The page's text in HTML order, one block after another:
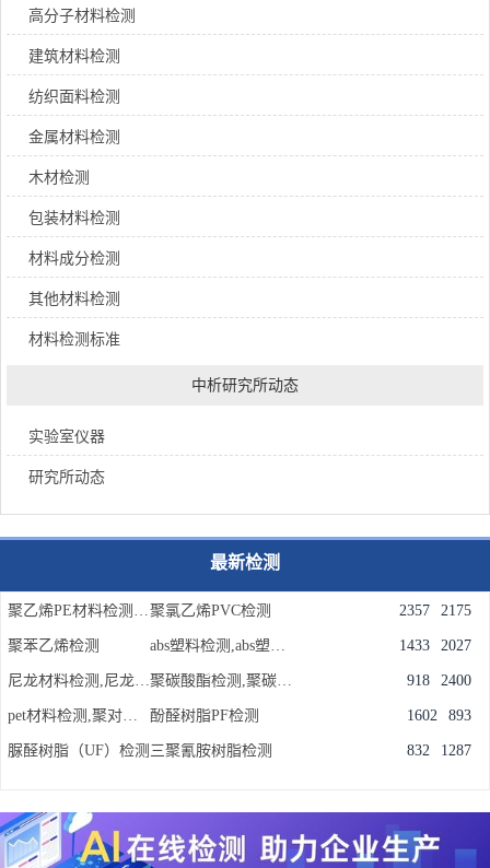
高分子材料检测
建筑材料检测
纺织面料检测
金属材料检测
木材检测
包装材料检测
材料成分检测
其他材料检测
材料检测标准
中析研究所动态
实验室仪器
研究所动态
最新检测
聚乙烯PE材料检测,聚乙烯检测机构 2175
聚氯乙烯PVC检测 2357
聚苯乙烯检测 2027
abs塑料检测,abs塑料成分配方检测 1433
尼龙材料检测,尼龙PA材料检测机构 2400
聚碳酸酯检测,聚碳酸酯成分含量检测 918
pet材料检测,聚对苯二甲酸乙二醇酯材料检测实验室 893
酚醛树脂PF检测 1602
脲醛树脂（UF）检测 1287
三聚氰胺树脂检测 832